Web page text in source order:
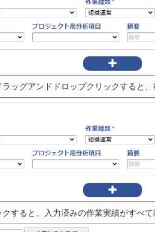
ラッグアンドドロップクリックすると
すると、入力済みの作業実績がすべ